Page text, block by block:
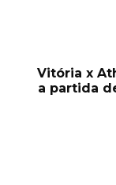
Vitória x
a partida